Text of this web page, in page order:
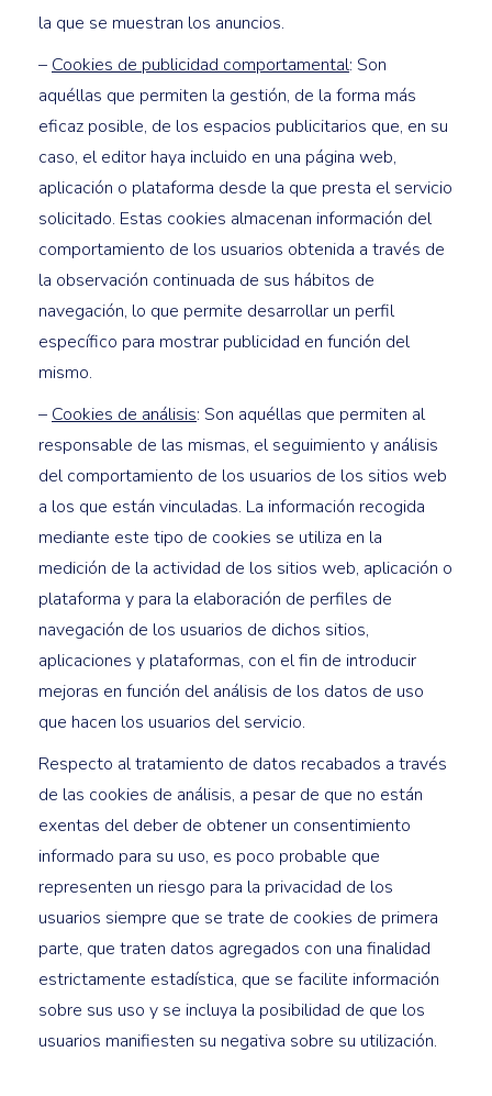
la que se muestran los anuncios.
– Cookies de publicidad comportamental: Son
aquéllas que permiten la gestión, de la forma más
eficaz posible, de los espacios publicitarios que, en su
caso, el editor haya incluido en una página web,
aplicación o plataforma desde la que presta el servicio
solicitado. Estas cookies almacenan información del
comportamiento de los usuarios obtenida a través de
la observación continuada de sus hábitos de
navegación, lo que permite desarrollar un perfil
específico para mostrar publicidad en función del
mismo.
– Cookies de análisis: Son aquéllas que permiten al
responsable de las mismas, el seguimiento y análisis
del comportamiento de los usuarios de los sitios web
a los que están vinculadas. La información recogida
mediante este tipo de cookies se utiliza en la
medición de la actividad de los sitios web, aplicación o
plataforma y para la elaboración de perfiles de
navegación de los usuarios de dichos sitios,
aplicaciones y plataformas, con el fin de introducir
mejoras en función del análisis de los datos de uso
que hacen los usuarios del servicio.
Respecto al tratamiento de datos recabados a través
de las cookies de análisis, a pesar de que no están
exentas del deber de obtener un consentimiento
informado para su uso, es poco probable que
representen un riesgo para la privacidad de los
usuarios siempre que se trate de cookies de primera
parte, que traten datos agregados con una finalidad
estrictamente estadística, que se facilite información
sobre sus uso y se incluya la posibilidad de que los
usuarios manifiesten su negativa sobre su utilización.